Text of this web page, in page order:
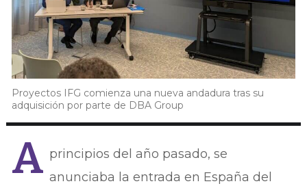
Proyectos IFG comienza una nueva andadura tras su
adquisición por parte de DBA Group
A principios del año pasado, se
anunciaba la entrada en España del